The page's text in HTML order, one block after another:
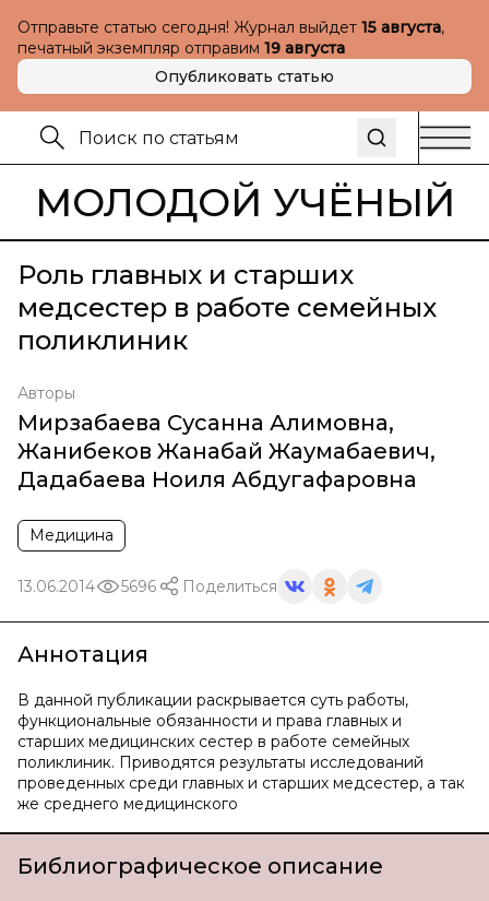
Отправьте статью сегодня! Журнал выйдет 15 августа,
печатный экземпляр отправим 19 августа
Опубликовать статью
МОЛОДОЙ УЧЁНЫЙ
Роль главных и старших
медсестер в работе семейных
поликлиник
Авторы
Мирзабаева Сусанна Алимовна,
Жанибеков Жанабай Жаумабаевич,
Дадабаева Ноиля Абдугафаровна
Медицина
13.06.2014 5696 Поделиться
Аннотация
В данной публикации раскрывается суть работы,
функциональные обязанности и права главных и
старших медицинских сестер в работе семейных
поликлиник. Приводятся результаты исследований
проведенных среди главных и старших медсестер, а так
же среднего медицинского
Библиографическое описание